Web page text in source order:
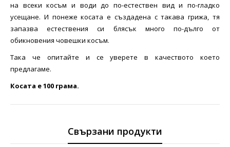
на всеки косъм и води до по-естествен вид и по-гладко
усещане. И понеже косата е създадена с такава грижа, тя
запазва естествения си блясък много по-дълго от
обикновения човешки косъм.
Така че опитайте и се уверете в качеството което
предлагаме.
Косата e 100 грама.
Свързани продукти